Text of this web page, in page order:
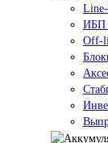
ИБП
Off-